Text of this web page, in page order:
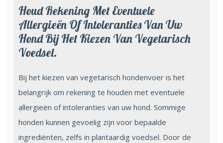
Houd Rekening Met Eventuele
Allergieën Of Intoleranties Van Uw
Hond Bij Het Kiezen Van Vegetarisch
Voedsel.
Bij het kiezen van vegetarisch hondenvoer is het
belangrijk om rekening te houden met eventuele
allergieën of intoleranties van uw hond. Sommige
honden kunnen gevoelig zijn voor bepaalde
ingrediënten, zelfs in plantaardig voedsel. Door de